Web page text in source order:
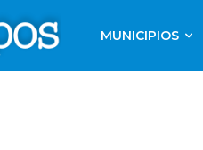
MUNICIPIOS